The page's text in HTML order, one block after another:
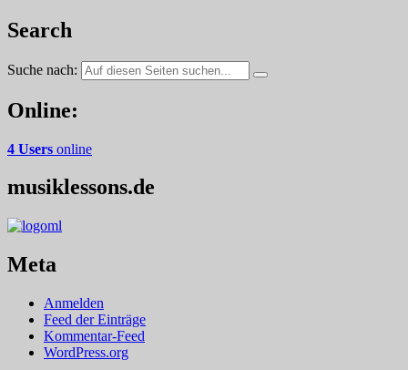
Search
Suche nach:
Online:
4 Users online
musiklessons.de
Meta
Anmelden
Feed der Einträge
Kommentar-Feed
WordPress.org